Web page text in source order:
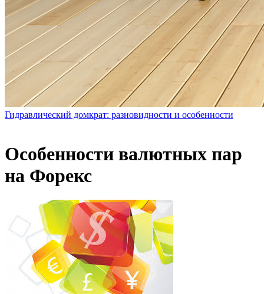
Гидравлический домкрат: разновидности и особенности
Особенности валютных пар
на Форекс